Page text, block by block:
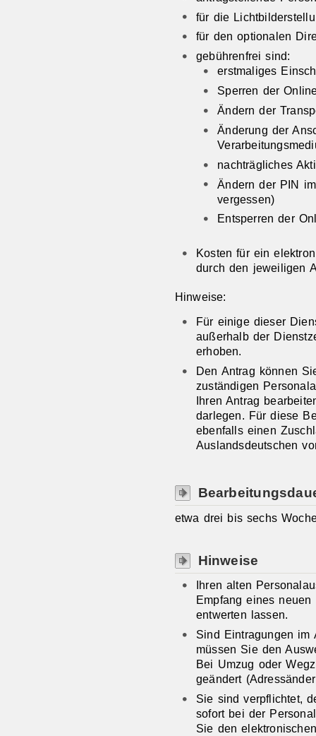
für die
für den optionalen
gebührenfrei sind:
erstmaliges
Sperren der
Ändern der
Änderung der
nachträgliches
Ändern der PIN
vergessen)
Entsperren der
Kosten für ein
durch den jeweiligen
Hinweise:
Für einige dieser
außerhalb der
erhoben.
Den Antrag können
zuständigen
Ihren Antrag
darlegen. Für diese
ebenfalls einen
Auslandsdeutschen
etwa drei bis sechs
Hinweise
Ihren alten
Empfang eines
entwerten lassen.
Sind Eintragungen im
müssen Sie den
Bei Umzug oder
geändert
Sie sind verpflichtet,
sofort bei der
Sie den